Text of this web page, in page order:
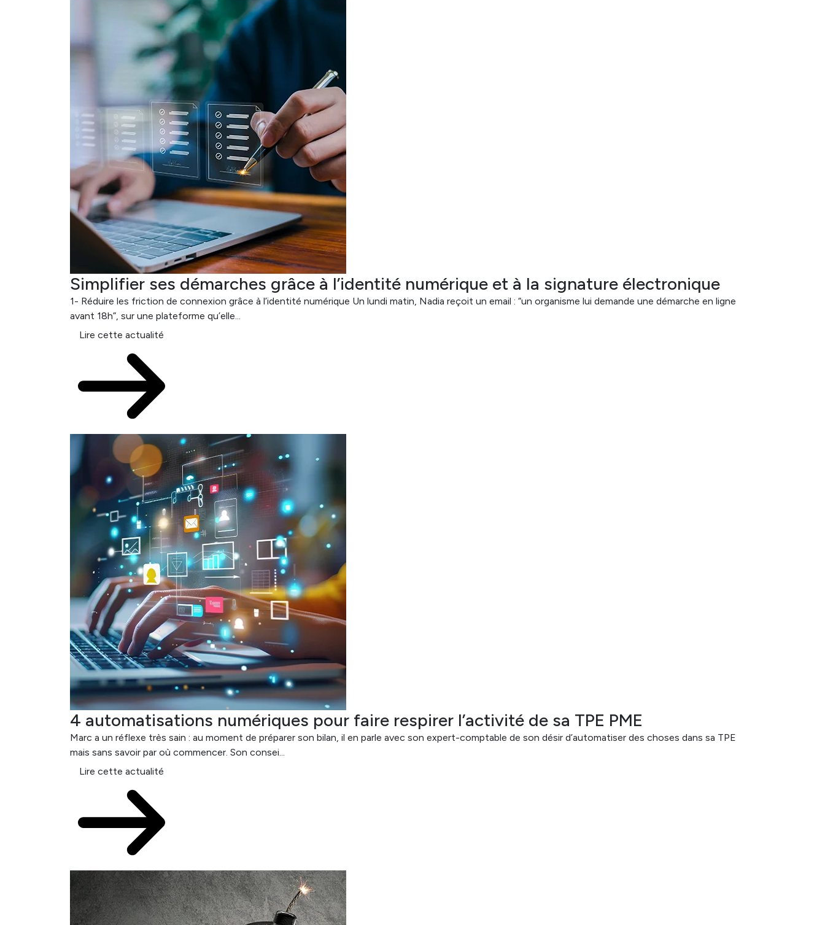
Simplifier ses démarches grâce à l’identité numérique et à la signature électronique
1- Réduire les friction de connexion grâce à l’identité numérique Un lundi matin, Nadia reçoit un email : “un organisme lui demande une démarche en ligne
avant 18h”, sur une plateforme qu’elle...
Lire cette actualité
4 automatisations numériques pour faire respirer l’activité de sa TPE PME
Marc a un réflexe très sain : au moment de préparer son bilan, il en parle avec son expert-comptable de son désir d’automatiser des choses dans sa TPE
mais sans savoir par où commencer. Son consei...
Lire cette actualité